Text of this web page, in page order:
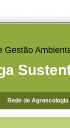
Gestão
Rede de